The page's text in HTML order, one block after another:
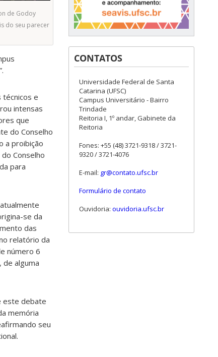
de Godoy
do seu parecer
técnicos e
intensas
que
do Conselho
a proibição
Conselho
para
se da
das
relatório da
número 6
alguma
este debate
memória
seu
CONTATOS
Universidade Federal de Santa
Catarina (UFSC)
Campus Universitário - Bairro
Trindade
Reitoria I, 1º andar, Gabinete da
Reitoria
Fones: +55 (48) 3721-9318 / 3721-
9320 / 3721-4076
E-mail: gr@contato.ufsc.br
Formulário de contato
Ouvidoria: ouvidoria.ufsc.br